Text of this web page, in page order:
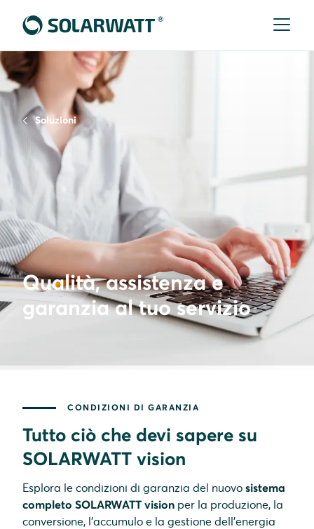
Soluzioni
Qualità, assistenza e
garanzia al tuo servizio
CONDIZIONI DI GARANZIA
Tutto ciò che devi sapere su
SOLARWATT vision
Esplora le condizioni di garanzia del nuovo sistema
completo SOLARWATT vision per la produzione, la
conversione, l'accumulo e la gestione dell'energia